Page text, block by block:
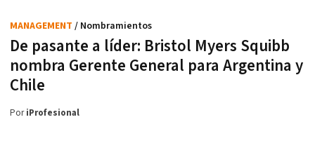
De pasante a líder: Bristol Myers Squibb
nombra Gerente General para Argentina y
Chile
MANAGEMENT / Nombramientos
PoriProfesional